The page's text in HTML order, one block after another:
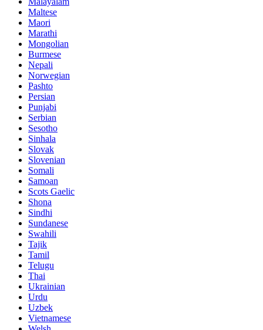
Maltese
Maori
Marathi
Mongolian
Burmese
Nepali
Norwegian
Pashto
Persian
Punjabi
Serbian
Sesotho
Sinhala
Slovak
Slovenian
Somali
Samoan
Scots Gaelic
Shona
Sindhi
Sundanese
Swahili
Tajik
Tamil
Telugu
Thai
Ukrainian
Urdu
Uzbek
Vietnamese